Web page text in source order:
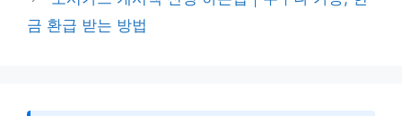
금 환급 받는 방법